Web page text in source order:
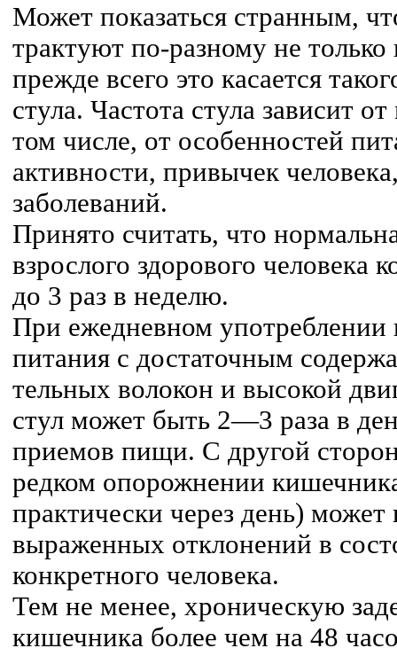
Может показаться странным,
трактуют по-разному не
прежде всего это касается
стула. Частота стула зависит
том числе, от особенностей
активности, привычек
заболеваний.
Принято считать, что
взрослого здорового человека
до 3 раз в неделю.
При ежедневном употреблении
питания с достаточным
тельных волокон и высокой
стул может быть 2—3 раза в
приемов пищи. С другой
редком опорожнении
практически через день) может
выраженных отклонений в
конкретного человека.
Тем не менее, хроническую
кишечника более чем на 48